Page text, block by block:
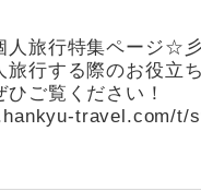
人旅行特集ページ☆彡
旅行する際のお役立
ご覧ください！
travel.com/t/